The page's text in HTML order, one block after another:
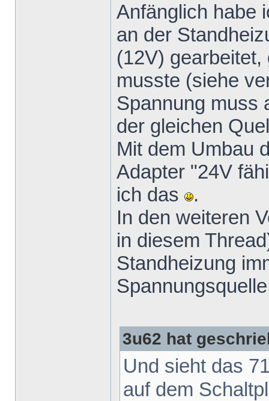
Anfänglich habe
an der
(12V)
musste (siehe
Spannung muss
der gleichen
Mit dem Umbau
Adapter "24V
ich das
.
In den weiteren
in diesem
Standheizung
3u62 hat
Und sieht das
auf dem